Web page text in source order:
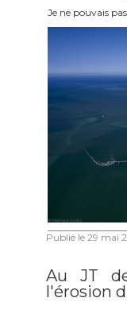
Je ne pouvais
Publié le 29 mai
Au JT
l'érosion